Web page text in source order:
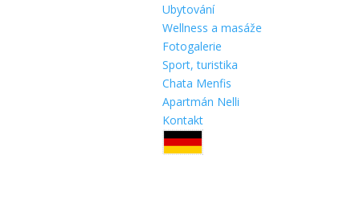
Ubytování
Wellness a masáže
Fotogalerie
Sport, turistika
Chata Menfis
Apartmán Nelli
Kontakt